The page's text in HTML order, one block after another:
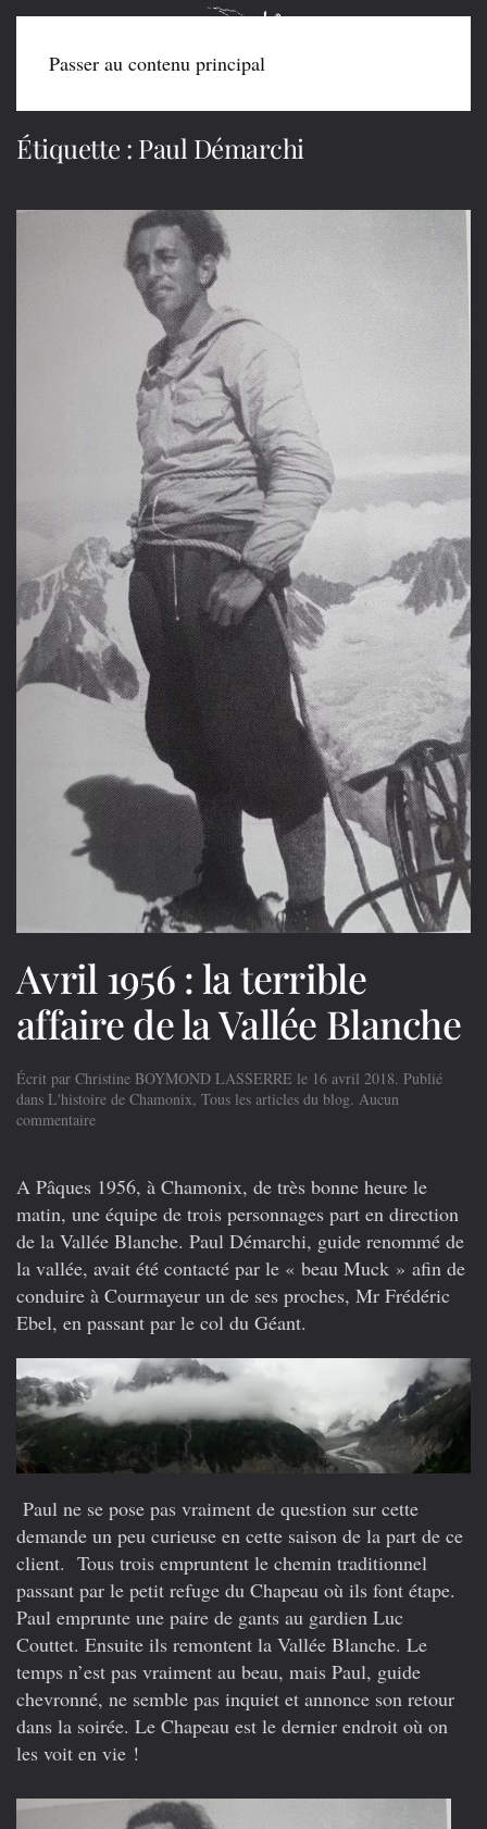
Passer au contenu principal
Étiquette : Paul Démarchi
Avril 1956 : la terrible
affaire de la Vallée Blanche
Écrit par Christine BOYMOND LASSERRE le 16 avril 2018. Publié
dans L'histoire de Chamonix, Tous les articles du blog. Aucun
commentairesur
la
terrible
affaire
de
Vallée
Blanche
A Pâques 1956, à Chamonix, de très bonne heure le
matin, une équipe de trois personnages part en direction
de la Vallée Blanche. Paul Démarchi, guide renommé de
la vallée, avait été contacté par le « beau Muck » afin de
conduire à Courmayeur un de ses proches, Mr Frédéric
Ebel, en passant par le col du Géant.
Paul ne se pose pas vraiment de question sur cette
demande un peu curieuse en cette saison de la part de ce
client. Tous trois empruntent le chemin traditionnel
passant par le petit refuge du Chapeau où ils font étape.
Paul emprunte une paire de gants au gardien Luc
Couttet. Ensuite ils remontent la Vallée Blanche. Le
temps n’est pas vraiment au beau, mais Paul, guide
chevronné, ne semble pas inquiet et annonce son retour
dans la soirée. Le Chapeau est le dernier endroit où on
les voit en vie !